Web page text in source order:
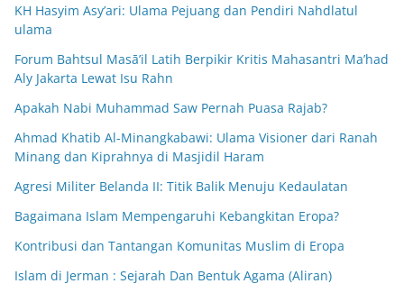
KH Hasyim Asy’ari: Ulama Pejuang dan Pendiri Nahdlatul
ulama
Forum Bahtsul Masā’il Latih Berpikir Kritis Mahasantri Ma’had
Aly Jakarta Lewat Isu Rahn
Apakah Nabi Muhammad Saw Pernah Puasa Rajab?
Ahmad Khatib Al-Minangkabawi: Ulama Visioner dari Ranah
Minang dan Kiprahnya di Masjidil Haram
Agresi Militer Belanda II: Titik Balik Menuju Kedaulatan
Bagaimana Islam Mempengaruhi Kebangkitan Eropa?
Kontribusi dan Tantangan Komunitas Muslim di Eropa
Islam di Jerman : Sejarah Dan Bentuk Agama (Aliran)